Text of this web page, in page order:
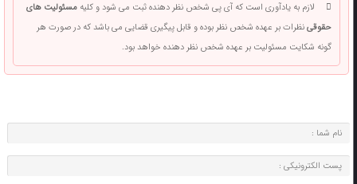
لازم به یادآوری است که آی پی شخص نظر دهنده ثبت می شود و کلیهمسئولیت های
حقوقینظرات بر عهده شخص نظر بوده و قابل پیگیری قضایی می باشد که در صورت هر
گونه شکایت مسئولیت بر عهده شخص نظر دهنده خواهد بود.